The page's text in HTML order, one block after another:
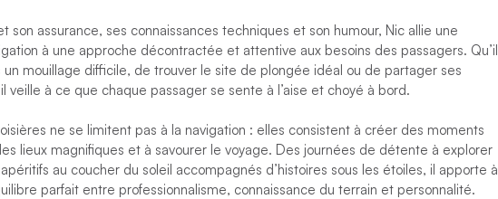
son assurance, ses connaissances techniques et son humour, Nic allie une
à une approche décontractée et attentive aux besoins des passagers. Qu’il
un mouillage difficile, de trouver le site de plongée idéal ou de partager ses
veille à ce que chaque passager se sente à l’aise et choyé à bord.
ne se limitent pas à la navigation : elles consistent à créer des moments
lieux magnifiques et à savourer le voyage. Des journées de détente à explorer
au coucher du soleil accompagnés d’histoires sous les étoiles, il apporte à
parfait entre professionnalisme, connaissance du terrain et personnalité.